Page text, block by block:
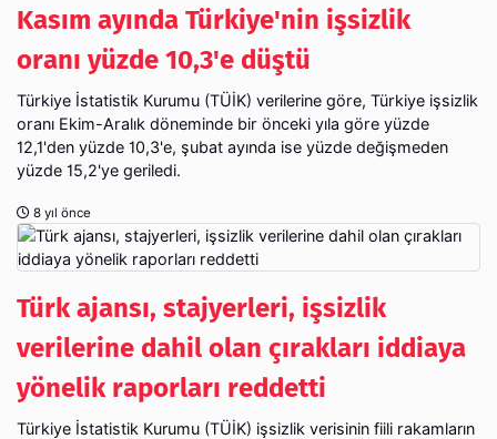
Kasım ayında Türkiye'nin işsizlik
oranı yüzde 10,3'e düştü
Türkiye İstatistik Kurumu (TÜİK) verilerine göre, Türkiye işsizlik
oranı Ekim-Aralık döneminde bir önceki yıla göre yüzde
12,1'den yüzde 10,3'e, şubat ayında ise yüzde değişmeden
yüzde 15,2'ye geriledi.
8 yıl önce
Türk ajansı, stajyerleri, işsizlik
verilerine dahil olan çırakları iddiaya
yönelik raporları reddetti
Türkiye İstatistik Kurumu (TÜİK) işsizlik verisinin fiili rakamların